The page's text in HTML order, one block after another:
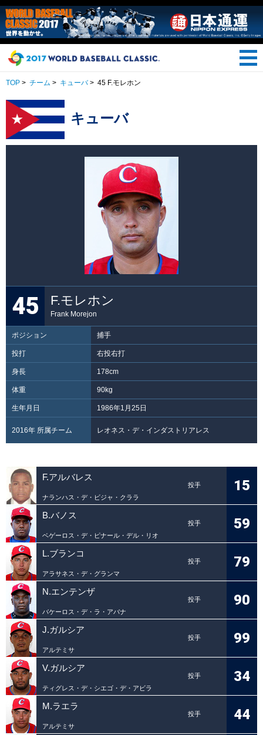
TOP > チーム > キューバ> 45 F.モレホン
キューバ
45 F.モレホン
Frank Morejon
ポジション 捕手
投打 右投右打
身長 178cm
体重 90kg
生年月日 1986年1月25日
2016年 所属チーム レオネス・デ・インダストリアレス
F.アルバレス
投手
ナランハス・デ・ビジャ・クララ
15
B.バノス
投手
ベゲーロス・デ・ピナール・デル・リオ
59
L.ブランコ
投手
アラサネス・デ・グランマ
79
N.エンテンザ
投手
バケーロス・デ・ラ・アバナ
90
J.ガルシア
投手
アルテミサ
99
V.ガルシア
投手
ティグレス・デ・シエゴ・デ・アビラ
34
M.ラエラ
投手
アルテミサ
44